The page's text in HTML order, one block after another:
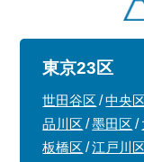
東京23区
世田谷区 中央区
品川区
墨田区
板橋区
江戸川区